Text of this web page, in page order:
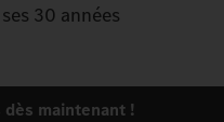
30 années
maintenant !